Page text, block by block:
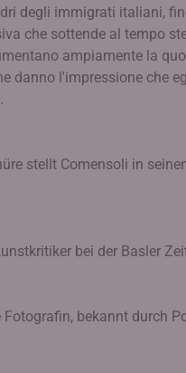
degli immigrati italiani,
che sottende al tempo
ampiamente la
danno l'impressione che
stellt Comensoli in
bei der Basler
bekannt durch